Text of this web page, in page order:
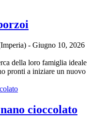
- Giugno 10, 2026
della loro famiglia ideale
pronti a iniziare un nuovo
cioccolato